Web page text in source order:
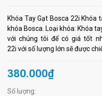
Khóa Tay Gạt Bosca 22i
khóa Bosca. Loại khóa: Khóa
với chúng tôi để có giá tốt
22i với số lượng lớn sẽ được
380.000₫
Số lượng: